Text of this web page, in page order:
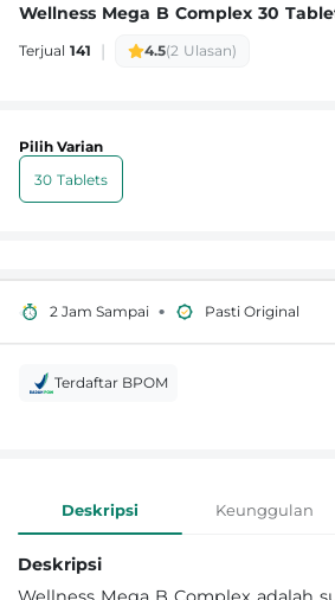
Wellness Mega B Complex 30
Terjual 141 | 4.5(2 Ulasan)
Pilih Varian
30 Tablets
2 Jam Sampai • Pasti Original
Terdaftar BPOM
Informasi Produk
Deskripsi Keunggulan
Deskripsi